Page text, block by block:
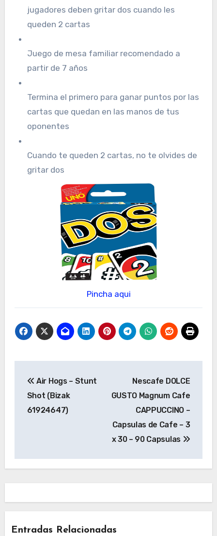
jugadores deben gritar dos cuando les
queden 2 cartas
Juego de mesa familiar recomendado a
partir de 7 años
Termina el primero para ganar puntos por las
cartas que quedan en las manos de tus
oponentes
Cuando te queden 2 cartas, no te olvides de
gritar dos
Pincha aqui
de
entradas
Air Hogs – Stunt
Shot (Bizak
61924647)
Nescafe DOLCE
GUSTO Magnum Cafe
CAPPUCCINO –
Capsulas de Cafe – 3
x 30 – 90 Capsulas
Entradas Relacionadas